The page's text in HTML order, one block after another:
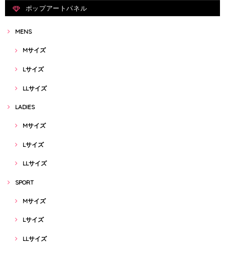
ポップアートパネル
MENS
Mサイズ
Lサイズ
LLサイズ
LADIES
Mサイズ
Lサイズ
LLサイズ
SPORT
Mサイズ
Lサイズ
LLサイズ